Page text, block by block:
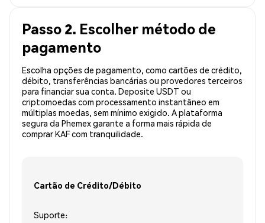
Passo 2. Escolher método de
pagamento
Escolha opções de pagamento, como cartões de crédito,
débito, transferências bancárias ou provedores terceiros
para financiar sua conta. Deposite USDT ou
criptomoedas com processamento instantâneo em
múltiplas moedas, sem mínimo exigido. A plataforma
segura da Phemex garante a forma mais rápida de
comprar KAF com tranquilidade.
Cartão de Crédito/Débito
Suporte: